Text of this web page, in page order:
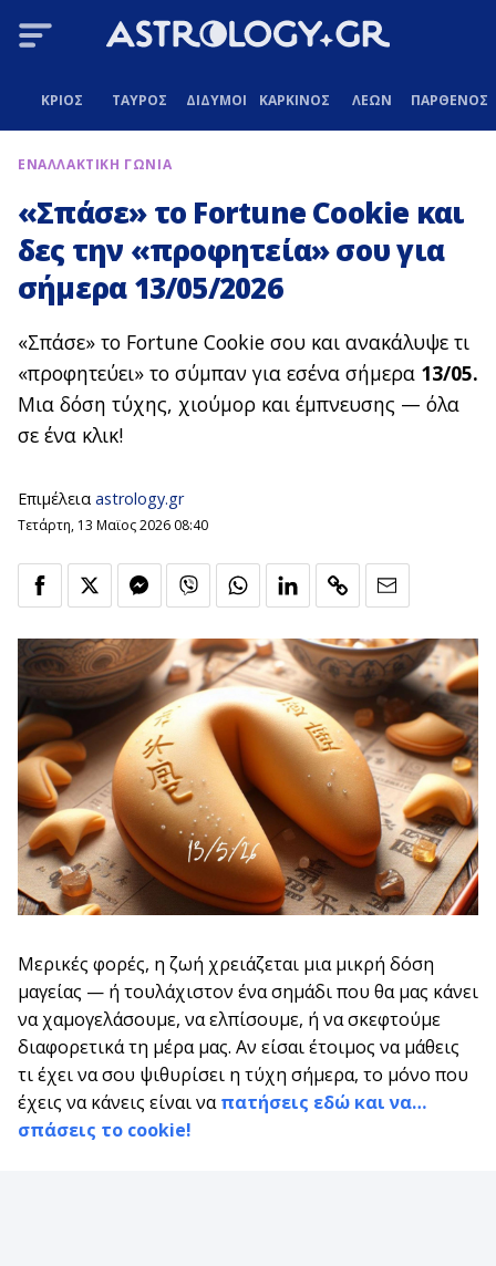
ΚΡΙΟΣ ΤΑΥΡΟΣ ΔΙΔΥΜΟΙ ΚΑΡΚΙΝΟΣ ΛΕΩΝ ΠΑΡΘΕΝΟΣ
ΕΝΑΛΛΑΚΤΙΚΗ ΓΩΝΙΑ
«Σπάσε» το Fortune Cookie και
δες την «προφητεία» σου για
σήμερα 13/05/2026
«Σπάσε» το Fortune Cookie σου και ανακάλυψε τι
«προφητεύει» το σύμπαν για εσένα σήμερα 13/05.
Μια δόση τύχης, χιούμορ και έμπνευσης — όλα
σε ένα κλικ!
Επιμέλεια astrology.gr
Τετάρτη, 13 Μαϊος 2026 08:40
Μερικές φορές, η ζωή χρειάζεται μια μικρή δόση
μαγείας — ή τουλάχιστον ένα σημάδι που θα μας κάνει
να χαμογελάσουμε, να ελπίσουμε, ή να σκεφτούμε
διαφορετικά τη μέρα μας. Αν είσαι έτοιμος να μάθεις
τι έχει να σου ψιθυρίσει η τύχη σήμερα, το μόνο που
έχεις να κάνεις είναι ναπατήσεις εδώ και να…
σπάσεις το cookie!